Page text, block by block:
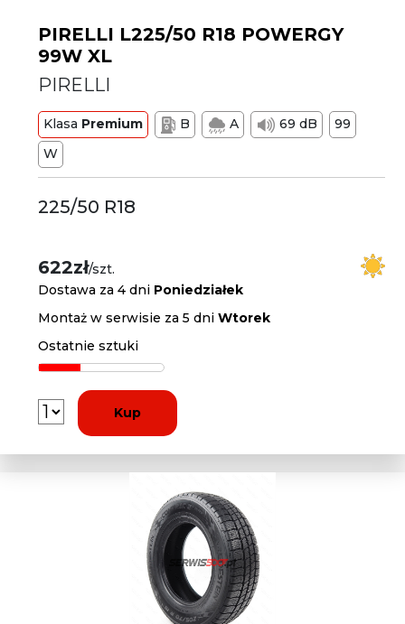
PIRELLI L225/50 R18 POWERGY
99W XL
PIRELLI
Klasa Premium B A 69 dB
99
W
225/50 R18
622zł/szt.
Dostawa za 4 dni Poniedziałek
Montaż w serwisie za 5 dniWtorek
Ostatnie sztuki
Kup